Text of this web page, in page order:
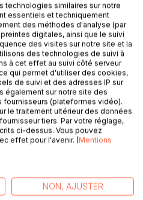
d'un enfant, alors de deux...
votre vie en éclats.
qui sont pourtant
qui s'écroule, la sensation
technologies similaires sur notre
essentiels et techniquement
des méthodes d'analyse (par
digitales, ainsi que le suivi
des visites sur notre site et la
des technologies de suivi à
à cet effet au suivi côté serveur
qui permet d'utiliser des cookies,
de suivi et des adresses IP sur
également sur notre site des
fournisseurs (plateformes vidéo).
le traitement ultérieur des données
tiers. Par votre réglage,
ci-dessus. Vous pouvez
effet pour l'avenir. (Mentions
NON, AJUSTER